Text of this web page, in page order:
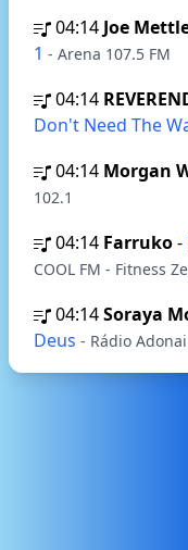
04:14 Joe
1 - Arena 107.5 FM
04:14
Don't Need The
04:14 Morgan
102.1
04:14 Farruko-
COOL FM - Fitness
04:14Soraya
Deus - Rádio